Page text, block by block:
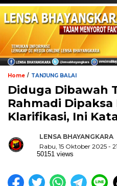
Home / TANJUNG BALAI
Diduga Dibawah
Rahmadi
Klarifikasi, Ini
LENSA BHAYANGKARA
Rabu, 15 Oktober 2025 -
50151 views